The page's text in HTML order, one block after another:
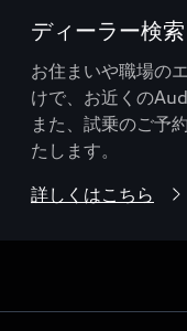
ディーラー検索
お住まいや職場の
けで、お近くの
また、試乗のご予
たします。
詳しくはこちら